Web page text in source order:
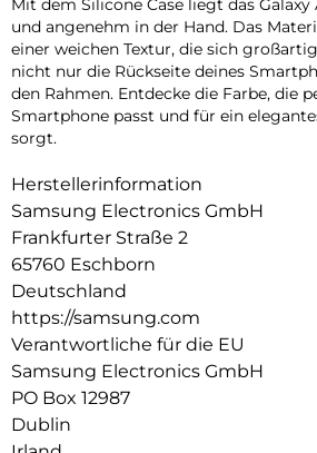
und angenehm in der Hand. Das
einer weichen Textur, die sich
nicht nur die Rückseite deines
den Rahmen. Entdecke die Farbe, die
Smartphone passt und für ein
sorgt.
Herstellerinformation
Samsung Electronics GmbH
Frankfurter Straße 2
65760 Eschborn
Deutschland
https://samsung.com
Verantwortliche für die EU
Samsung Electronics GmbH
PO Box 12987
Dublin